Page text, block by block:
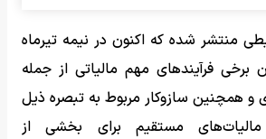
منتشر شده که اکنون در نیمه تیرماه
برخی فرآیندهای مهم مالیاتی از جمله
و همچنین سازوکار مربوط به تبصره ذیل
قانون مالیات‌های مستقیم برای بخشی از